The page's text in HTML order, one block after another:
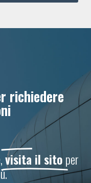
richiedere
visita il sitoper